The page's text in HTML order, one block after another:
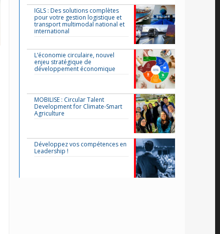
IGLS : Des solutions complètes
pour votre gestion logistique et
transport multimodal national et
international
L’économie circulaire, nouvel
enjeu stratégique de
développement économique
MOBILISE : Circular Talent
Development for Climate-Smart
Agriculture
Développez vos compétences en
Leadership !